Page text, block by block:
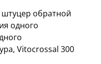
обратной
одного
Vitocrossal 300